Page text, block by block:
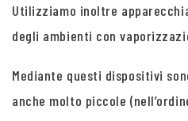
Utilizziamo inoltre
degli ambienti con
Mediante questi dispositivi
anche molto piccole